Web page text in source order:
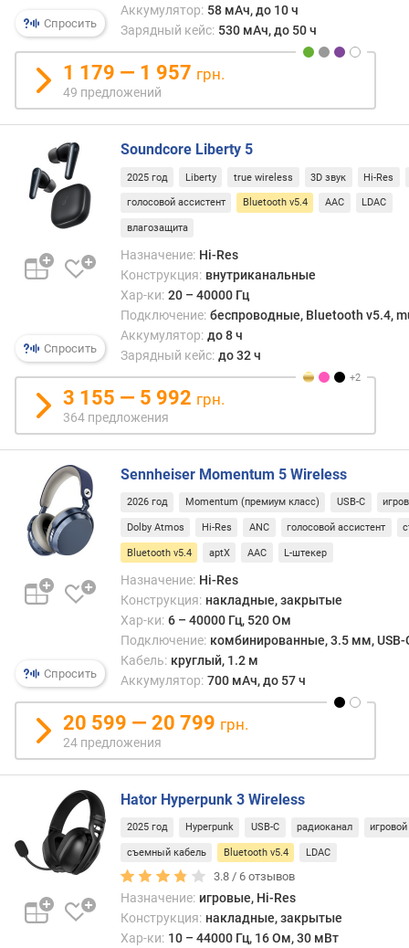
е
в
к
з
е
р
з
к
(
с
)
м
о
щ
н
ь
В
)
и
а
м
т
р
Спросить
Аккумулятор: 58 мАч, до 10 ч
Зарядный кейс: 530 мАч, до 50 ч
1 179 — 1 957 грн.
49 предложений
Спросить
Soundcore Liberty 5
2025 год Liberty true wireless 3D звук Hi-Res
голосовой ассистент Bluetooth v5.4 AAC LDAC
влагозащита
Назначение: Hi-Res
Конструкция: внутриканальные
Хар-ки: 20 – 40000 Гц
Подключение: беспроводные, Bluetooth v5.4,
Аккумулятор: до 8 ч
Зарядный кейс: до 32 ч
3 155 — 5 992 грн.
364 предложения
Спросить
Sennheiser Momentum 5 Wireless
2026 год Momentum (премиум класс) USB-C
Dolby Atmos Hi-Res ANC голосовой ассистент
Bluetooth v5.4 aptX AAC L-штекер
Назначение: Hi-Res
Конструкция: накладные, закрытые
Хар-ки: 6 – 40000 Гц, 520 Ом
Подключение: комбинированные, 3.5 мм,
Кабель: круглый, 1.2 м
Аккумулятор: 700 мАч, до 57 ч
20 599 — 20 799 грн.
24 предложения
Hator Hyperpunk 3 Wireless
2025 год Hyperpunk USB-C радиоканал
съемный кабель Bluetooth v5.4 LDAC
3.8 / 6 отзывов
Назначение: игровые, Hi-Res
Конструкция: накладные, закрытые
Хар-ки: 10 – 44000 Гц, 16 Ом, 30 мВт